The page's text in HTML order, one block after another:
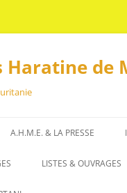
Haratine de
A.H.M.E. & LA PRESSE
LISTES & OUVRAGES